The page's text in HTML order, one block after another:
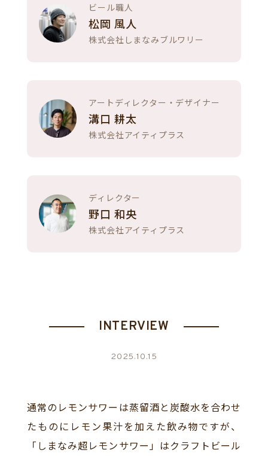
ビール職人
松岡 風人
株式会社しまなみブルワリー
アートディレクター・デザイナー
溝口 耕太
株式会社アイティプラス
ディレクター
野口 和央
株式会社アイティプラス
INTERVIEW
2025.10.15
通常のレモンサワーは蒸留酒と炭酸水を合わせ
たものにレモン果汁を加えた飲み物ですが、
「しまなみ超レモンサワー」はクラフトビール